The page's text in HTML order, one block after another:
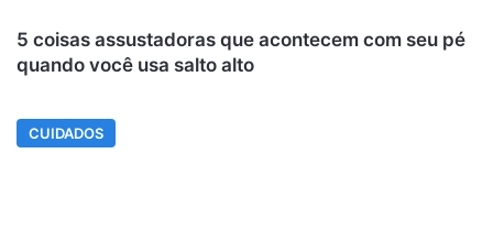
5 coisas assustadoras que acontecem com seu pé
quando você usa salto alto
CUIDADOS